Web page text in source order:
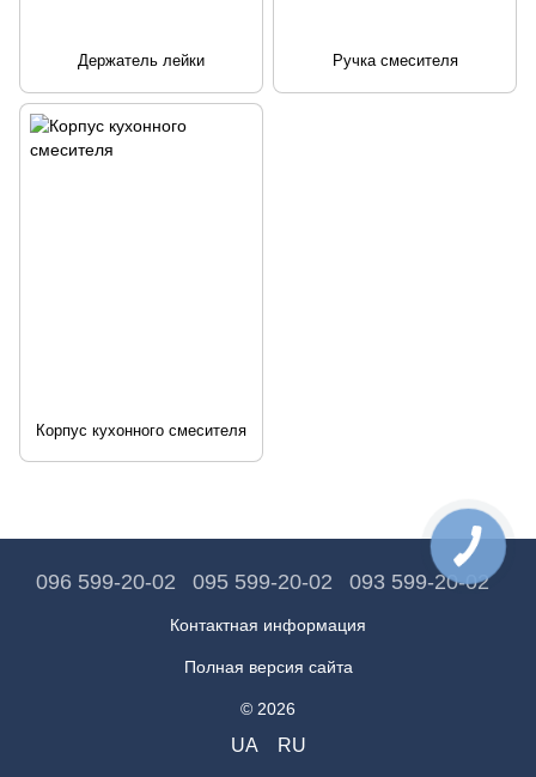
Держатель лейки Ручка смесителя
Корпус кухонного смесителя
096 599-20-02 095 599-20-02 093 599-20-02
Контактная информация
Полная версия сайта
© 2026
UA RU